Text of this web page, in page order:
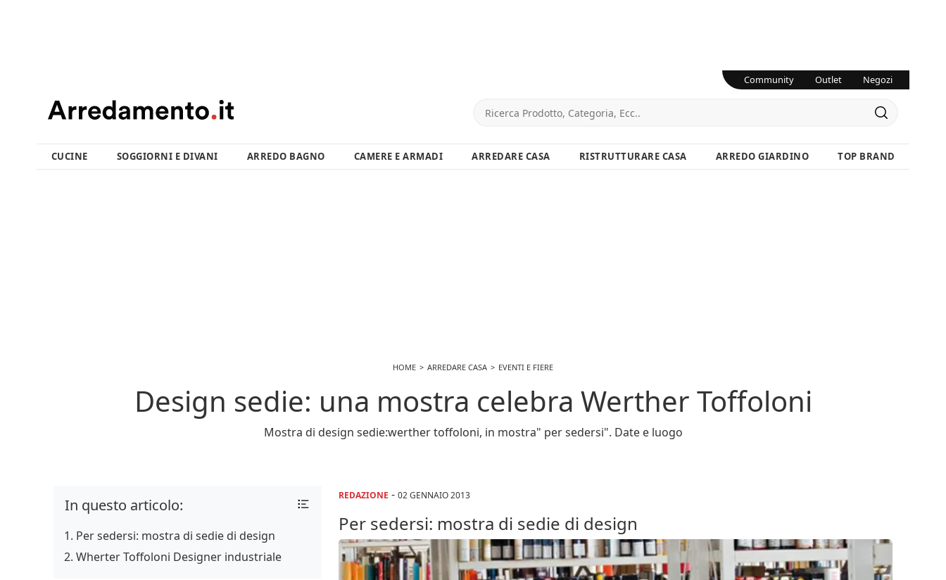
Community Outlet Negozi
CUCINE SOGGIORNI E DIVANI ARREDO BAGNO CAMERE E ARMADI ARREDARE CASA RISTRUTTURARE CASA ARREDO GIARDINO TOP BRAND
HOME ARREDARE CASA EVENTI E FIERE
Design sedie: una mostra celebra Werther Toffoloni
Mostra di design sedie:werther toffoloni, in mostra" per sedersi". Date e luogo
REDAZIONE -02 GENNAIO 2013
Per sedersi: mostra di sedie di design
In questo articolo:
Per sedersi: mostra di sedie di design
Wherter Toffoloni Designer industriale